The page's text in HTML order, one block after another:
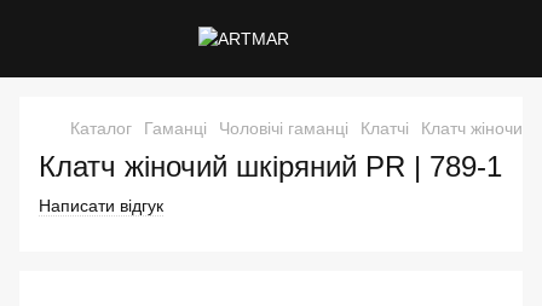
Каталог Гаманці Чоловічі гаманці Клатчі Клатч жіночий
Клатч жіночий шкіряний PR | 789-1
Написати відгук